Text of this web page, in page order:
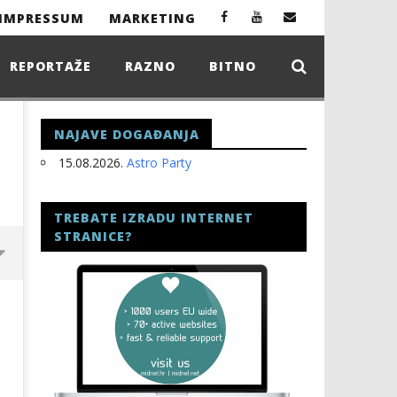
IMPRESSUM MARKETING
REPORTAŽE RAZNO BITNO
NAJAVE DOGAĐANJA
15.08.2026. Astro Party
TREBATE IZRADU INTERNET
STRANICE?